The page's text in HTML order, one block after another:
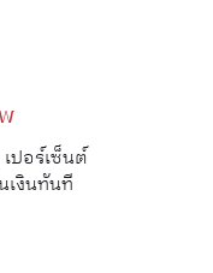
ปอร์เซ็นต์
เงินทันที